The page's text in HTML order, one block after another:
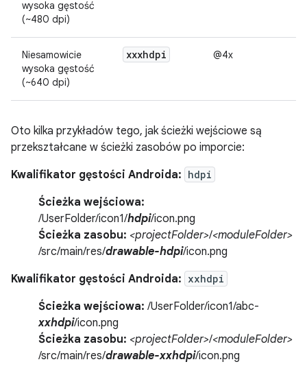
wysoka gęstość
(~480 dpi)
Niesamowicie
wysoka gęstość
(~640 dpi)
xxxhdpi @4x
Oto kilka przykładów tego, jak ścieżki wejściowe są
przekształcane w ścieżki zasobów po imporcie:
Kwalifikator gęstości Androida: hdpi
Ścieżka wejściowa:
/UserFolder/icon1/hdpi/icon.png
Ścieżka zasobu: <projectFolder>/<moduleFolder>
/src/main/res/drawable-hdpi/icon.png
Kwalifikator gęstości Androida: xxhdpi
Ścieżka wejściowa: /UserFolder/icon1/abc-
xxhdpi/icon.png
Ścieżka zasobu: <projectFolder>/<moduleFolder>
/src/main/res/drawable-xxhdpi/icon.png